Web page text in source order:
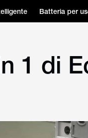
Batteria per
1 di